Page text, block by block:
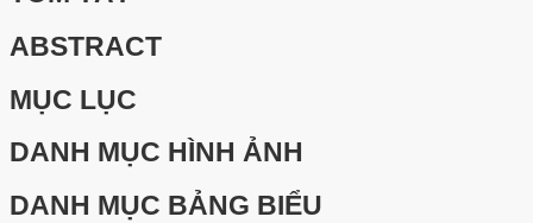
ABSTRACT
MỤC LỤC
DANH MỤC HÌNH ẢNH
DANH MỤC BẢNG BIỂU